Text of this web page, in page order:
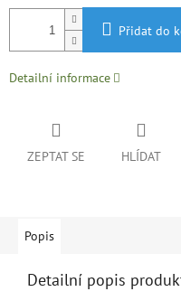
Přidat do
Detailní informace
ZEPTAT SE HLÍDAT
Popis
Detailní popis